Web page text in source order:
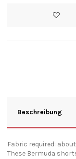
Beschreibung
Fabric required: about
These Bermuda